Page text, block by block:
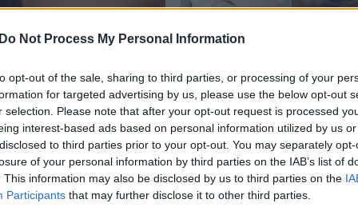
Do Not Process My Personal Information
opt-out of the sale, sharing to third parties, or processing of your
for targeted advertising by us, please use the below opt-out
selection. Please note that after your opt-out request is processed
interest-based ads based on personal information utilized by us
to third parties prior to your opt-out. You may separately
of your personal information by third parties on the IAB’s list of
This information may also be disclosed by us to third parties on the
Participants that may further disclose it to other third parties.
dantų atauginimas
ir IT 2025-06-15
Gydytojas: kraujavimai iš
klastingo vėžio ženklai
Sveikata 2025-04-24
1